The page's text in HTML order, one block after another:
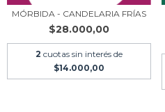
MÓRBIDA - CANDELARIA FRÍAS
$28.000,00
2 cuotas sin interés de
$14.000,00